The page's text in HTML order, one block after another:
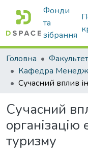
Фонди
та
зібрання
Головна
Сучасний
організацію
туризму